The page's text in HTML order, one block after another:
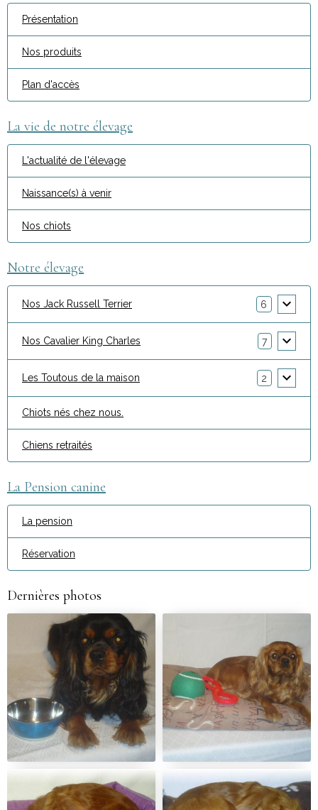
Présentation
Nos produits
Plan d'accès
La vie de notre élevage
L'actualité de l'élevage
Naissance(s) à venir
Nos chiots
Notre élevage
Nos Jack Russell Terrier 6
Nos Cavalier King Charles 7
Les Toutous de la maison 2
Chiots nés chez nous.
Chiens retraités
La Pension canine
La pension
Réservation
Dernières photos